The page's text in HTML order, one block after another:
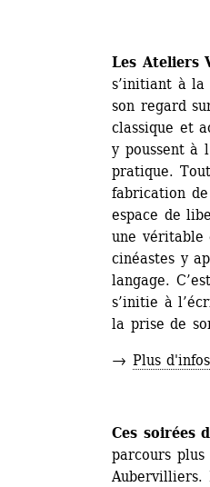
Les Ateliers
s’initiant à
son regard
classique et
y poussent à
pratique.
fabrication
espace de
une véritable
cinéastes y
langage.
s’initie à
la prise de
→ Plus d'infos
Ces soirées
parcours
Aubervilliers.